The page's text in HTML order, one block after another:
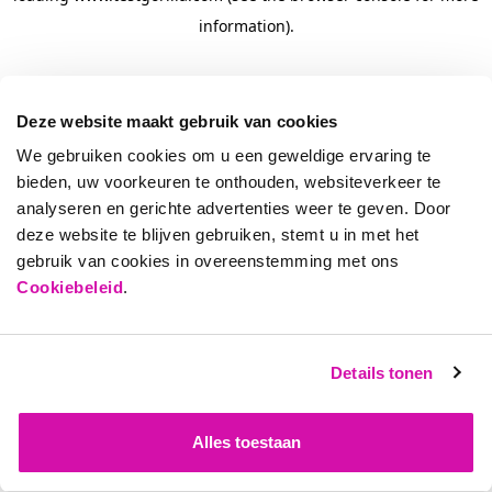
Deze website maakt gebruik van cookies
We gebruiken cookies om u een geweldige ervaring te
bieden, uw voorkeuren te onthouden, websiteverkeer te
analyseren en gerichte advertenties weer te geven. Door
deze website te blijven gebruiken, stemt u in met het
gebruik van cookies in overeenstemming met ons
Cookiebeleid.
Details tonen
Alles toestaan
information).